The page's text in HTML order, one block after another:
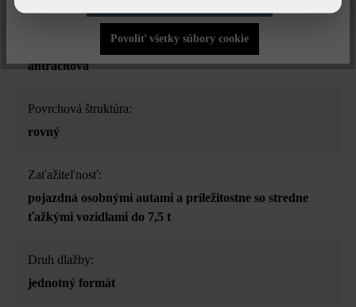
antracitová
Povrchová štruktúra:
rovný
Zaťažiteľnosť:
pojazdná osobnými autami a príležitostne so stredne
ťažkými vozidlami do 7,5 t
Druh dlažby:
jednotný formát
Povoliť všetky súbory cookie